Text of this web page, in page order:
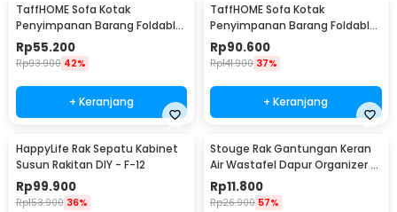
TaffHOME Sofa Kotak
Penyimpanan Barang Foldable
Storage Box 30x30x30cm - L170
Rp55.200
Rp93.900 42%
+ Keranjang
TaffHOME Sofa Kotak
Penyimpanan Barang Foldable
Storage Box 48x30x30cm - L170
Rp90.600
Rp141.900 37%
+ Keranjang
HappyLife Rak Sepatu Kabinet
Susun Rakitan DIY - F-12
Rp99.900
Rp153.900 36%
Stouge Rak Gantungan Keran
Air Wastafel Dapur Organizer -
PXM19
Rp11.800
Rp26.900 57%